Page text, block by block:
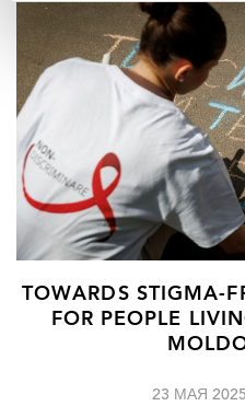
TOWARDS STIGMA-
FOR PEOPLE
23 МАЯ